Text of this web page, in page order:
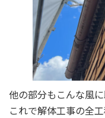
他の部分もこんな風
これで解体工事の全